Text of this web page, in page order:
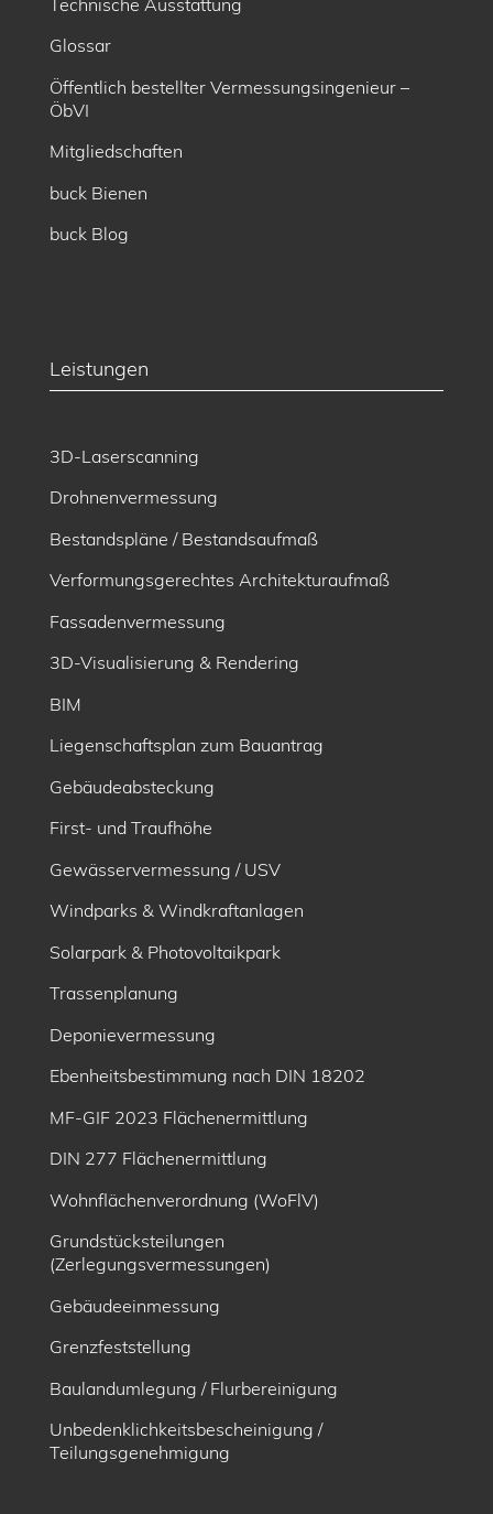
Glossar
Öffentlich bestellter Vermessungsingenieur –
ÖbVI
Mitgliedschaften
buck Bienen
buck Blog
Leistungen
3D-Laserscanning
Drohnenvermessung
Bestandspläne / Bestandsaufmaß
Verformungsgerechtes Architekturaufmaß
Fassadenvermessung
3D-Visualisierung & Rendering
BIM
Liegenschaftsplan zum Bauantrag
Gebäudeabsteckung
First- und Traufhöhe
Gewässervermessung / USV
Windparks & Windkraftanlagen
Solarpark & Photovoltaikpark
Trassenplanung
Deponievermessung
Ebenheitsbe­stimmung nach DIN 18202
MF-GIF 2023 Flächenermittlung
DIN 277 Flächenermittlung
Wohnflächenverordnung (WoFlV)
Grundstücksteilungen
(Zerlegungsvermessungen)
Gebäudeeinmessung
Grenzfeststellung
Baulandumlegung / Flurbereinigung
Unbedenklichkeitsbescheinigung /
Teilungsgenehmigung